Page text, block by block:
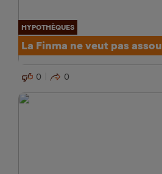
HYPOTHÈQUES
La Finma ne veut pas
0 0